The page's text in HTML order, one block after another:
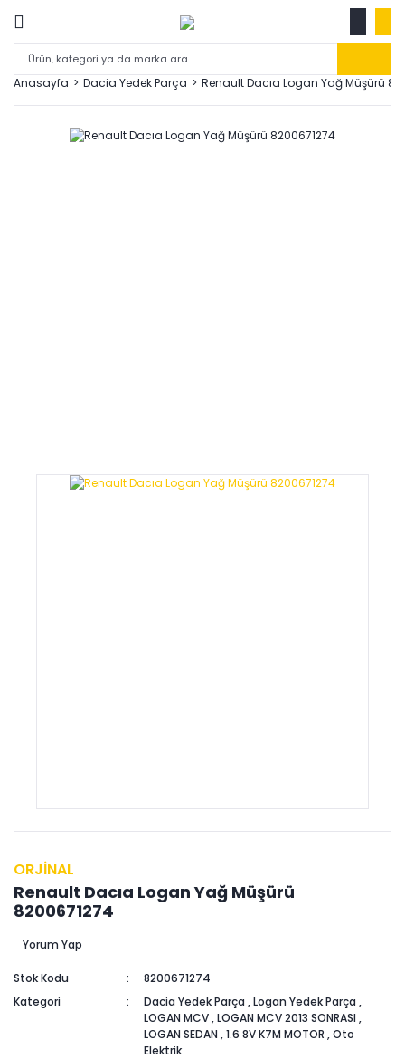
Anasayfa Dacia Yedek Parça Renault Dacıa Logan Yağ Müşürü
ORJİNAL
Renault Dacıa Logan Yağ Müşürü
8200671274
Yorum Yap
Stok Kodu
8200671274
Kategori
Dacia Yedek Parça ,Logan Yedek Parça ,
LOGAN MCV,LOGAN MCV 2013 SONRASI,
LOGAN SEDAN ,1.6 8V K7M MOTOR ,Oto
Elektrik